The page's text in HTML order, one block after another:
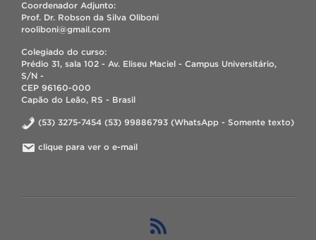
Coordenador Adjunto:
Prof. Dr. Robson da Silva Oliboni
rooliboni@gmail.com
Colegiado do curso:
Prédio 31, sala 102 - Av. Eliseu Maciel - Campus Universitário,
S/N -
CEP 96160-000
Capão do Leão, RS - Brasil
(53) 3275-7454 (53) 99886793 (WhatsApp - Somente texto)
clique para ver o e-mail